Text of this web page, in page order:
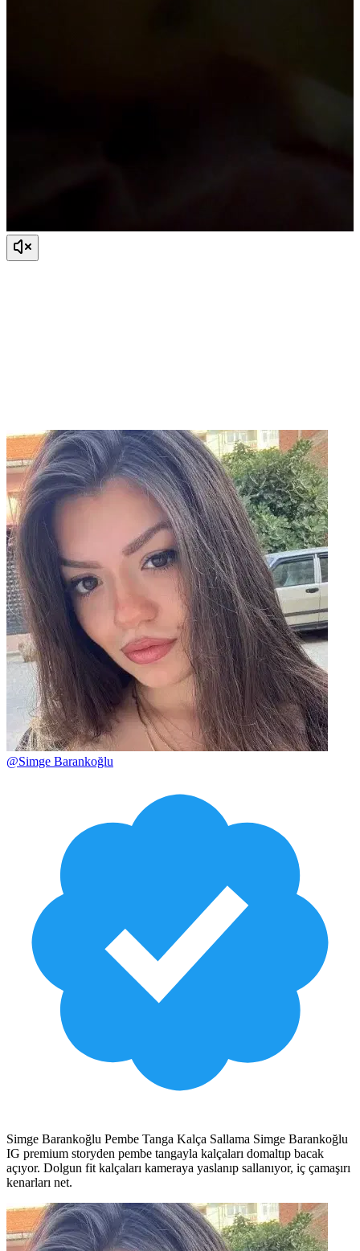
@Simge Barankoğlu
Simge Barankoğlu Pembe Tanga Kalça Sallama Simge Barankoğlu
IG premium storyden pembe tangayla kalçaları domaltıp bacak
açıyor. Dolgun fit kalçaları kameraya yaslanıp sallanıyor, iç çamaşırı
kenarları net.